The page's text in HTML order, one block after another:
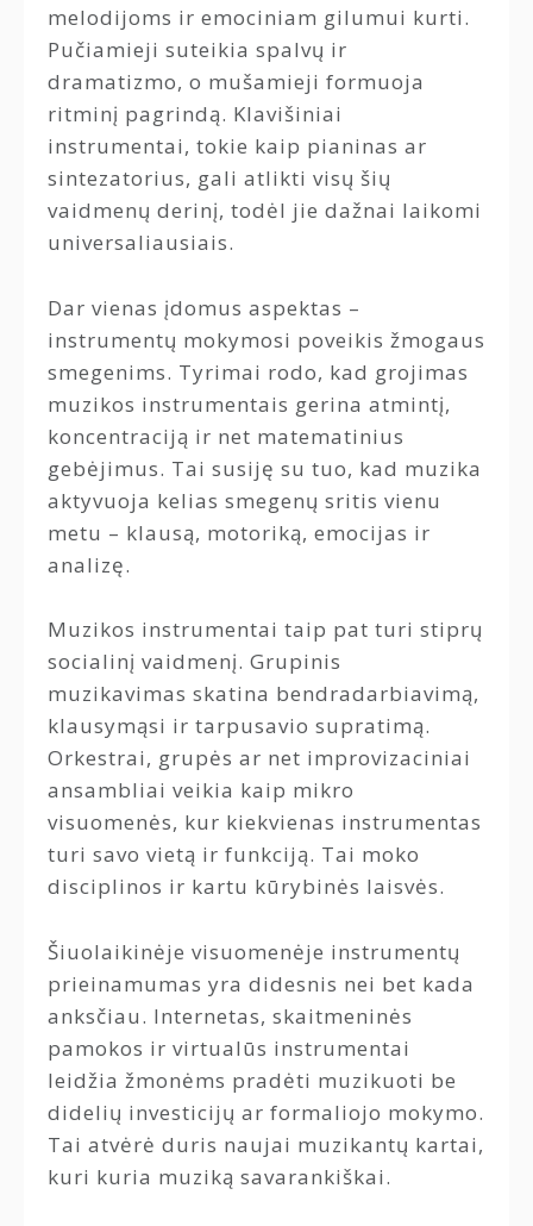
melodijoms ir emociniam gilumui kurti.
Pučiamieji suteikia spalvų ir
dramatizmo, o mušamieji formuoja
ritminį pagrindą. Klavišiniai
instrumentai, tokie kaip pianinas ar
sintezatorius, gali atlikti visų šių
vaidmenų derinį, todėl jie dažnai laikomi
universaliausiais.
Dar vienas įdomus aspektas –
instrumentų mokymosi poveikis žmogaus
smegenims. Tyrimai rodo, kad grojimas
muzikos instrumentais gerina atmintį,
koncentraciją ir net matematinius
gebėjimus. Tai susiję su tuo, kad muzika
aktyvuoja kelias smegenų sritis vienu
metu – klausą, motoriką, emocijas ir
analizę.
Muzikos instrumentai taip pat turi stiprų
socialinį vaidmenį. Grupinis
muzikavimas skatina bendradarbiavimą,
klausymąsi ir tarpusavio supratimą.
Orkestrai, grupės ar net improvizaciniai
ansambliai veikia kaip mikro
visuomenės, kur kiekvienas instrumentas
turi savo vietą ir funkciją. Tai moko
disciplinos ir kartu kūrybinės laisvės.
Šiuolaikinėje visuomenėje instrumentų
prieinamumas yra didesnis nei bet kada
anksčiau. Internetas, skaitmeninės
pamokos ir virtualūs instrumentai
leidžia žmonėms pradėti muzikuoti be
didelių investicijų ar formaliojo mokymo.
Tai atvėrė duris naujai muzikantų kartai,
kuri kuria muziką savarankiškai.